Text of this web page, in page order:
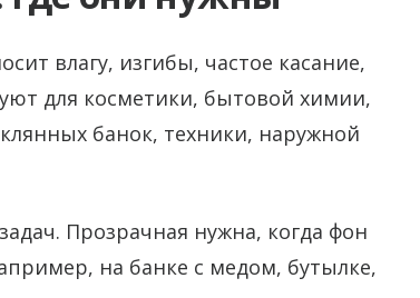
влагу, изгибы, частое касание,
для косметики, бытовой химии,
банок, техники, наружной
Прозрачная нужна, когда фон
на банке с медом, бутылке,